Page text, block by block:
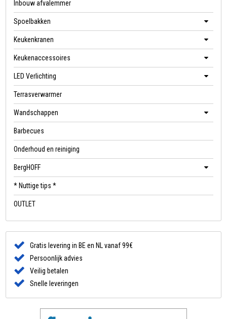
Inbouw afvalemmer
Spoelbakken
Keukenkranen
Keukenaccessoires
LED Verlichting
Terrasverwarmer
Wandschappen
Barbecues
Onderhoud en reiniging
BergHOFF
* Nuttige tips *
OUTLET
Gratis levering in BE en NL vanaf 99€
Persoonlijk advies
Veilig betalen
Snelle leveringen